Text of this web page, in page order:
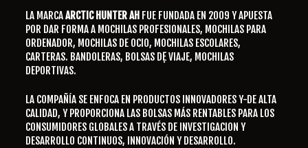
LA MARCAARCTIC HUNTER AH FUE FUNDADA EN 2009 Y APUESTA
POR DAR FORMA A MOCHILAS PROFESIONALES, MOCHILAS PARA
ORDENADOR, MOCHILAS DE OCIO, MOCHILAS ESCOLARES,
CARTERAS. BANDOLERAS, BOLSAS DẸ VIAJE, MOCHILAS
DEPORTIVAS.
LA COMPAÑÍA SE ENFOCA EN PRODUCTOS INNOVADORES Y-DE ALTA
CALIDAD, Y PROPORCIONA LAS BOLSAS MÁS RENTABLES PARA LOS
CONSUMIDORES GLOBALES A TRAVÉS DE INVESTIGACION Y
DESARROLLO CONTINUOS, INNOVACIÓN Y DESARROLLO.